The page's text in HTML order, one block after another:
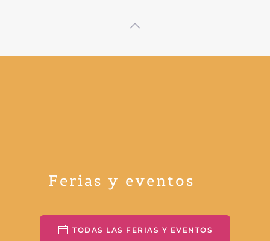
Ferias y eventos
TODAS LAS FERIAS Y EVENTOS